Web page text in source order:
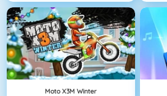
Moto X3M Winter